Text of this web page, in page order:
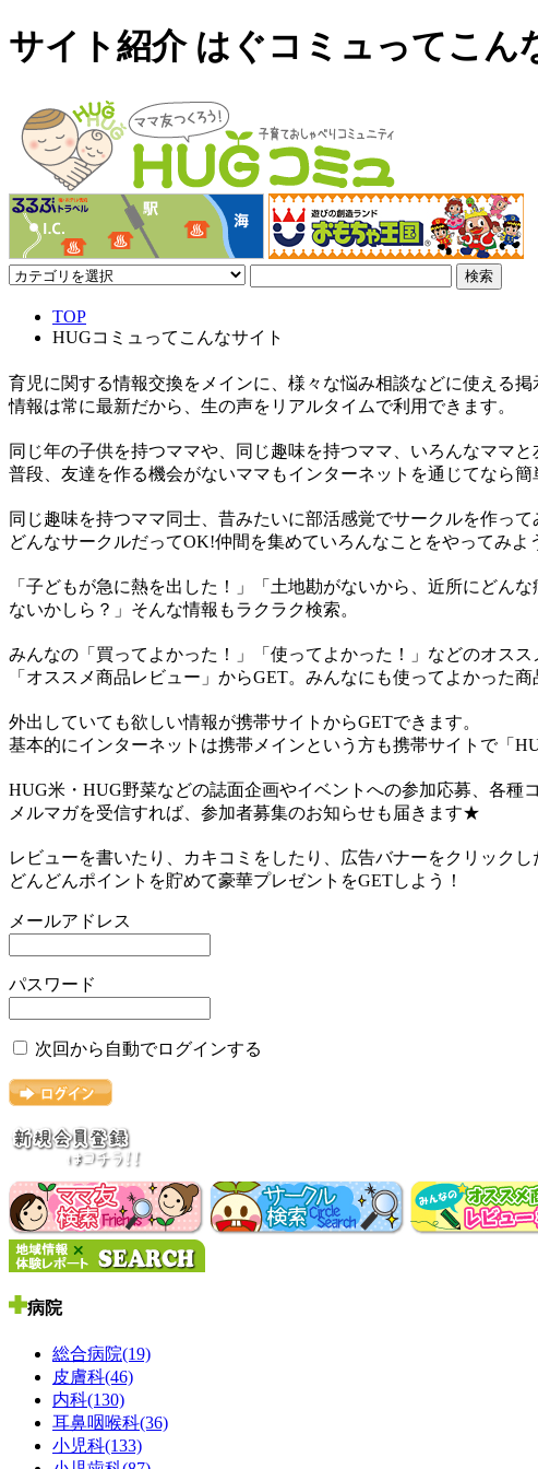
サイト紹介 はぐコミュってこん
TOP
HUGコミュってこんなサイト
育児に関する情報交換をメインに、様々な悩み相談などに使える掲
情報は常に最新だから、生の声をリアルタイムで利用できます。
同じ年の子供を持つママや、同じ趣味を持つママ、いろんなママと
普段、友達を作る機会がないママもインターネットを通じてなら簡
同じ趣味を持つママ同士、昔みたいに部活感覚でサークルを作って
どんなサークルだってOK!仲間を集めていろんなことをやってみよ
「子どもが急に熱を出した！」「土地勘がないから、近所にど
ないかしら？」そんな情報もラクラク検索。
みんなの「買ってよかった！」「使ってよかった！」などのオスス
「オススメ商品レビュー」からGET。みんなにも使ってよかった商
外出していても欲しい情報が携帯サイトからGETできます。
基本的にインターネットは携帯メインという方も携帯サイトで「
HUG米・HUG野菜などの誌面企画やイベントへの参加応募、各種
メルマガを受信すれば、参加者募集のお知らせも届きます★
レビューを書いたり、カキコミをしたり、広告バナーをクリック
どんどんポイントを貯めて豪華プレゼントをGETしよう！
メールアドレス
パスワード
次回から自動でログインする
病院
総合病院(19)
皮膚科(46)
内科(130)
耳鼻咽喉科(36)
小児科(133)